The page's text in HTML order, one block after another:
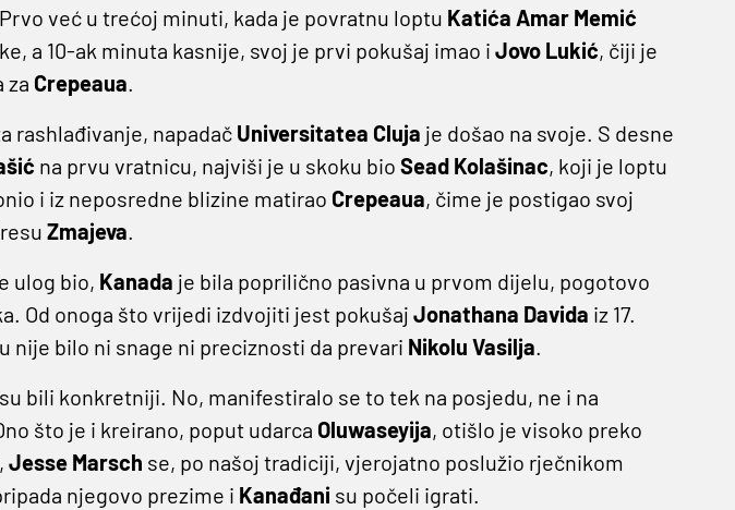
već u trećoj minuti, kada je povratnu loptu Katića Amar Memić
a 10-ak minuta kasnije, svoj je prvi pokušaj imao i Jovo Lukić, čiji je
za Crepeaua.
rashlađivanje, napadač Universitatea Cluja je došao na svoje. S desne
na prvu vratnicu, najviši je u skoku bio Sead Kolašinac, koji je loptu
i iz neposredne blizine matirao Crepeaua, čime je postigao svoj
Zmajeva.
ulog bio, Kanada je bila poprilično pasivna u prvom dijelu, pogotovo
Od onoga što vrijedi izdvojiti jest pokušaj Jonathana Davida iz 17.
nije bilo ni snage ni preciznosti da prevari Nikolu Vasilja.
bili konkretniji. No, manifestiralo se to tek na posjedu, ne i na
što je i kreirano, poput udarca Oluwaseyija, otišlo je visoko preko
Jesse Marsch se, po našoj tradiciji, vjerojatno poslužio rječnikom
njegovo prezime i Kanađani su počeli igrati.